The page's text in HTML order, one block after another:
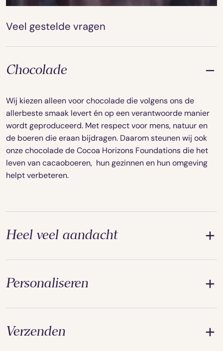
Veel gestelde vragen
Chocolade
Wij kiezen alleen voor chocolade die volgens ons de
allerbeste smaak levert én op een verantwoorde manier
wordt geproduceerd. Met respect voor mens, natuur en
de boeren die eraan bijdragen. Daarom steunen wij ook
onze chocolade de Cocoa Horizons Foundations die het
leven van cacaoboeren, hun gezinnen en hun omgeving
helpt verbeteren.
Heel veel aandacht
Personaliseren
Verzenden